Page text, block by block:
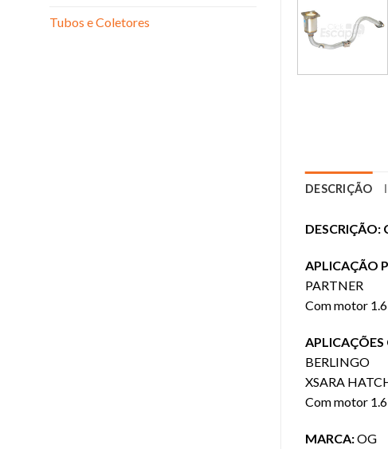
Tubos e Coletores
DESCRIÇÃO
DESCRIÇÃO:
APLICAÇÃO
PARTNER
Com motor
APLICAÇÕES
BERLINGO
XSARA
Com motor
MARCA:OG